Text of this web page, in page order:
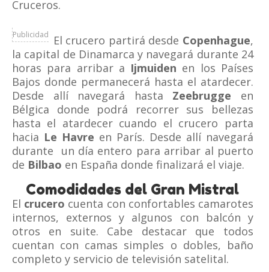
Cruceros.
Publicidad El crucero partirá desde Copenhague,
la capital de Dinamarca y navegará durante 24
horas para arribar a Ijmuiden en los Países
Bajos donde permanecerá hasta el atardecer.
Desde allí navegará hasta Zeebrugge en
Bélgica donde podrá recorrer sus bellezas
hasta el atardecer cuando el crucero parta
hacia Le Havre en París. Desde allí navegará
durante un día entero para arribar al puerto
de Bilbao en España donde finalizará el viaje.
Comodidades del Gran Mistral
El crucero cuenta con confortables camarotes
internos, externos y algunos con balcón y
otros en suite. Cabe destacar que todos
cuentan con camas simples o dobles, baño
completo y servicio de televisión satelital.